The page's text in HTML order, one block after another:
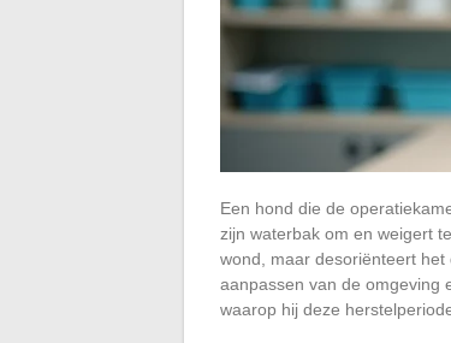
Een hond die de
zijn waterbak om en weigert
wond, maar desoriënteert
aanpassen van de omgeving
waarop hij deze